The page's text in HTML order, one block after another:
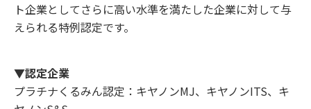
ト企業としてさらに高い水準を満たした企業に対して与
えられる特例認定です。
▼認定企業
プラチナくるみん認定：キヤノンMJ、キヤノンITS、キ